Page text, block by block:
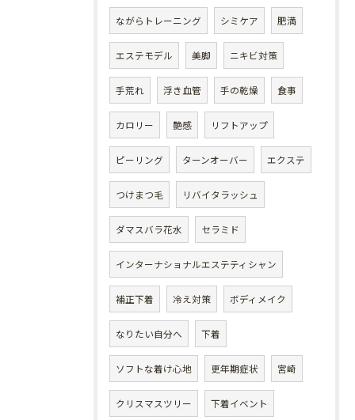
ながらトレーニング シミケア 肥満
エステモデル 美脚 ニキビ対策
手荒れ 浮き血管 手の乾燥 食事
カロリー 艶感 リフトアップ
ピーリング ターンオーバー エクステ
つけまつ毛 リバイタラッシュ
ダマスバラ花水 セラミド
インターナショナルエステティシャン
補正下着 冷え対策 ボディメイク
なりたい自分へ 下着
ソフトな着け心地 更年期症状 宮崎
クリスマスツリー 下着イベント